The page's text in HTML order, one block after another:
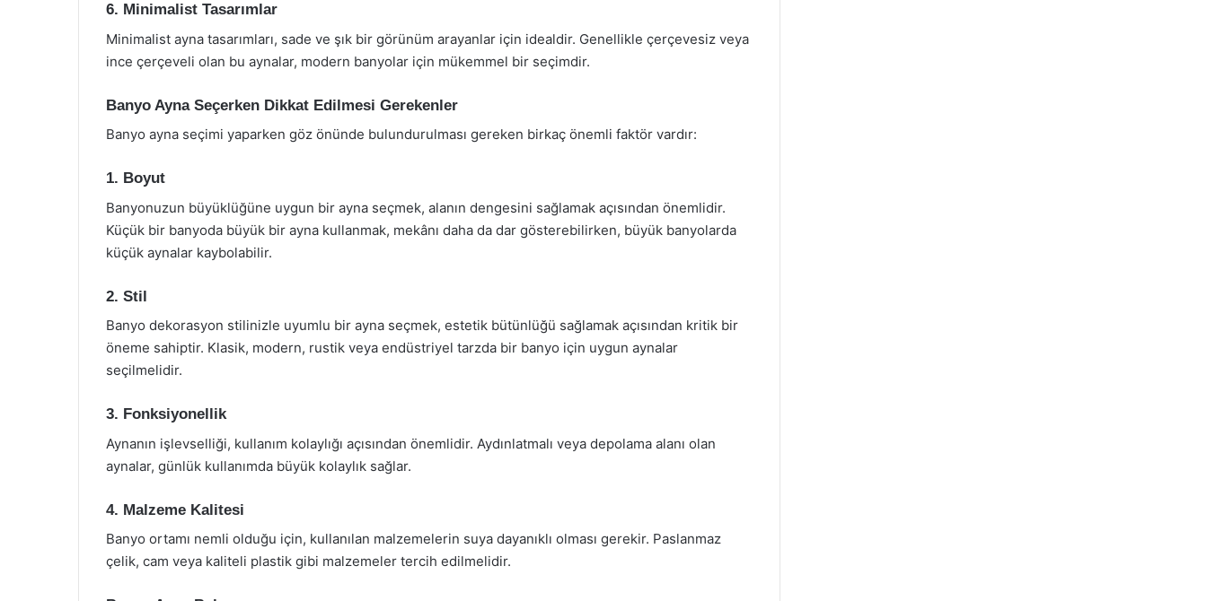
6. Minimalist Tasarımlar
Minimalist ayna tasarımları, sade ve şık bir görünüm arayanlar için idealdir. Genellikle çerçevesiz veya
ince çerçeveli olan bu aynalar, modern banyolar için mükemmel bir seçimdir.
Banyo Ayna Seçerken Dikkat Edilmesi Gerekenler
Banyo ayna seçimi yaparken göz önünde bulundurulması gereken birkaç önemli faktör vardır:
1. Boyut
Banyonuzun büyüklüğüne uygun bir ayna seçmek, alanın dengesini sağlamak açısından önemlidir.
Küçük bir banyoda büyük bir ayna kullanmak, mekânı daha da dar gösterebilirken, büyük banyolarda
küçük aynalar kaybolabilir.
2. Stil
Banyo dekorasyon stilinizle uyumlu bir ayna seçmek, estetik bütünlüğü sağlamak açısından kritik bir
öneme sahiptir. Klasik, modern, rustik veya endüstriyel tarzda bir banyo için uygun aynalar
seçilmelidir.
3. Fonksiyonellik
Aynanın işlevselliği, kullanım kolaylığı açısından önemlidir. Aydınlatmalı veya depolama alanı olan
aynalar, günlük kullanımda büyük kolaylık sağlar.
4. Malzeme Kalitesi
Banyo ortamı nemli olduğu için, kullanılan malzemelerin suya dayanıklı olması gerekir. Paslanmaz
çelik, cam veya kaliteli plastik gibi malzemeler tercih edilmelidir.